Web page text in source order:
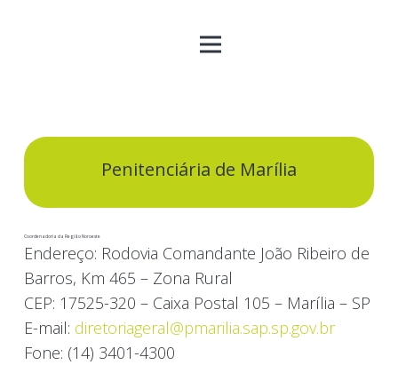
Penitenciária de Marília
Coordenadoria da Região Noroeste
Endereço: Rodovia Comandante João Ribeiro de
Barros, Km 465 – Zona Rural
CEP: 17525-320 – Caixa Postal 105 – Marília – SP
E-mail: diretoriageral@pmarilia.sap.sp.gov.br
Fone: (14) 3401-4300